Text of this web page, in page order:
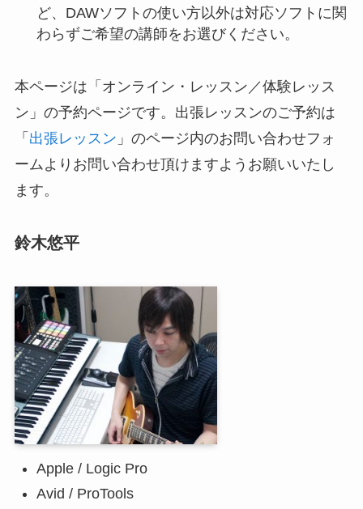
ど、DAWソフトの使い方以外は対応ソフトに関
わらずご希望の講師をお選びください。
本ページは「オンライン・レッスン／体験レッス
ン」の予約ページです。出張レッスンのご予約は
「 出張レッスン 」のページ内のお問い合わせフォ
ームよりお問い合わせ頂けますようお願いいたし
ます。
鈴木悠平
Apple / Logic Pro
Avid / ProTools